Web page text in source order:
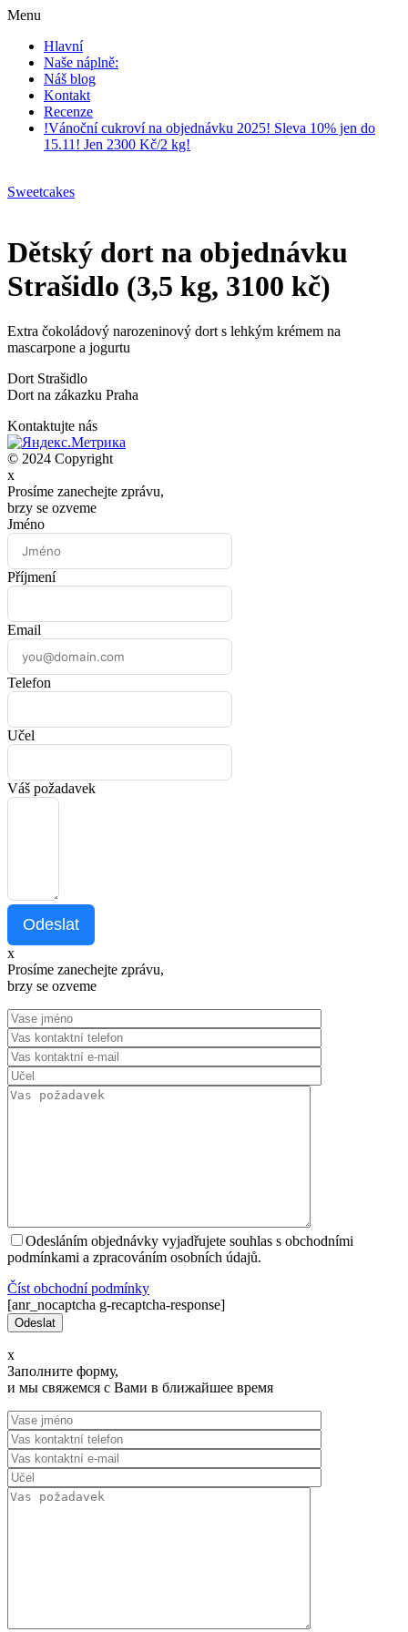
Menu
Hlavní
Naše náplně:
Náš blog
Kontakt
Recenze
!Vánoční cukroví na objednávku 2025! Sleva 10% jen do
15.11! Jen 2300 Kč/2 kg!
Sweetcakes
Dětský dort na objednávku
Strašidlo (3,5 kg, 3100 kč)
Extra čokoládový narozeninový dort s lehkým krémem na
mascarpone a jogurtu
Dort Strašidlo
Dort na zákazku Praha
Kontaktujte nás
© 2024 Copyright
x
Prosíme zanechejte zprávu,
brzy se ozveme
Jméno
Příjmení
Email
Telefon
Učel
Váš požadavek
Odeslat
x
Prosíme zanechejte zprávu,
brzy se ozveme
Odesláním objednávky vyjadřujete souhlas s obchodními
podmínkami a zpracováním osobních údajů.
Číst оbchodní podmínky
[anr_nocaptcha g-recaptcha-response]
x
Заполните форму,
и мы свяжемся с Вами в ближайшее время